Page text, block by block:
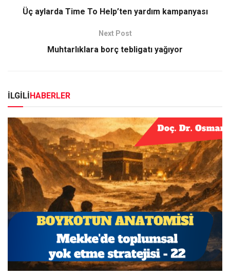
Üç aylarda Time To Help’ten yardım kampanyası
Next Post
Muhtarlıklara borç tebligatı yağıyor
İLGİLİHABERLER